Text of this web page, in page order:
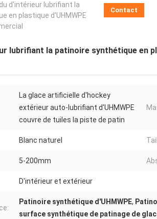
d'intérieur lubrifiant la
en plastique d'UHMWPE
Contact
lubrifiant la patinoire synthétique en
La glace artificielle d'hockey
extérieur auto-lubrifiant d'UHMWPE
couvre de tuiles la piste de patin
Blanc naturel
5-200mm
D'intérieur et extérieur
Patinoire synthétique d'UHMWPE,
surface synthétique de patinage de